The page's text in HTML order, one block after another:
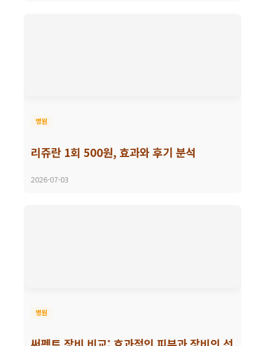
병원
리쥬란 1회 500원, 효과와 후기 분석
2026-07-03
병원